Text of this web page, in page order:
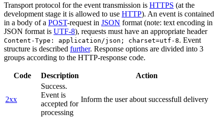
Transport protocol for the event transmission is HTTPS (at the
development stage it is allowed to use HTTP). An event is contained
in a body of a POST-request in JSON format (note: text encoding in
JSON format is UTF-8), requests must have an appropriate header
Content-Type: application/json; charset=utf-8. Event
structure is described further. Response options are divided into 3
groups according to the HTTP-response code.
Code Description Action
2xx
Success.
Event is
accepted for
processing
Inform the user about successfull delivery